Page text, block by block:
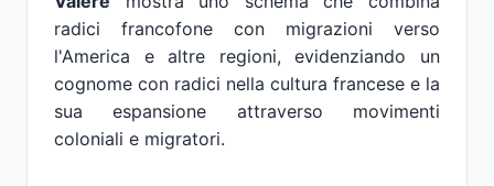
radici francofone con migrazioni verso
l'America e altre regioni, evidenziando un
cognome con radici nella cultura francese e la
sua espansione attraverso movimenti
coloniali e migratori.